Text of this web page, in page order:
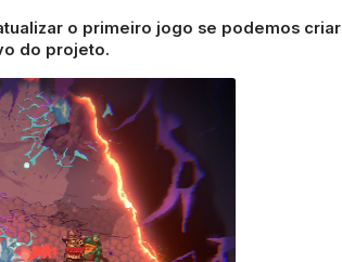
o primeiro jogo se podemos criar
do projeto.